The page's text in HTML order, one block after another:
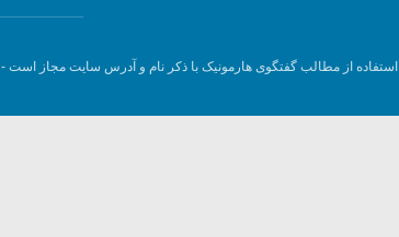
استفاده از مطالب گفتگوی هارمونیک با ذکر نام و آدرس سایت مجاز است -